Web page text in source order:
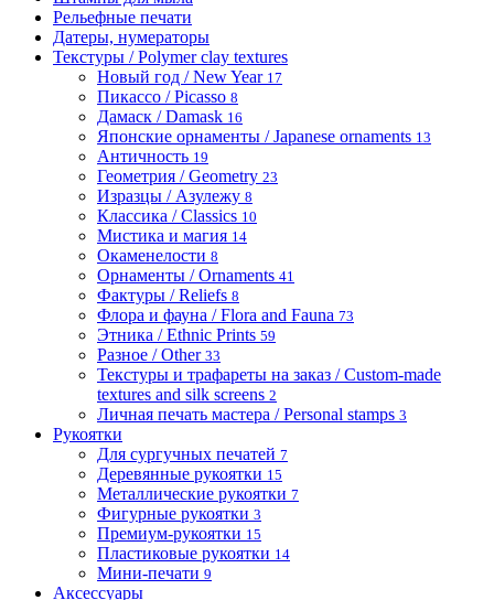
Рельефные печати
Датеры, нумераторы
Текстуры / Polymer clay textures
Новый год / New Year 17
Пикассо / Picasso 8
Дамаск / Damask 16
Японские орнаменты / Japanese ornaments 13
Античность 19
Геометрия / Geometry 23
Изразцы / Азулежу 8
Классика / Classics 10
Мистика и магия 14
Окаменелости 8
Орнаменты / Ornaments 41
Фактуры / Reliefs 8
Флора и фауна / Flora and Fauna 73
Этника / Ethnic Prints 59
Разное / Other 33
Текстуры и трафареты на заказ / Custom-made
textures and silk screens 2
Личная печать мастера / Personal stamps 3
Рукоятки
Для сургучных печатей 7
Деревянные рукоятки 15
Металлические рукоятки 7
Фигурные рукоятки 3
Премиум-рукоятки 15
Пластиковые рукоятки 14
Мини-печати 9
Аксессуары